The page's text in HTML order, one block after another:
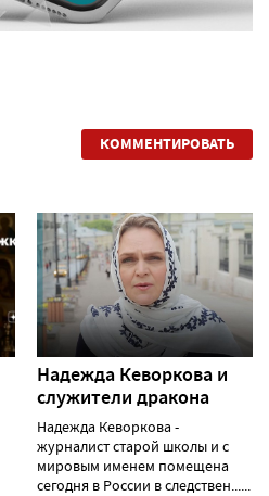
КОММЕНТИРОВАТЬ
Надежда Кеворкова и
служители дракона
Надежда Кеворкова -
журналист старой школы и с
мировым именем помещена
сегодня в России в следствен......